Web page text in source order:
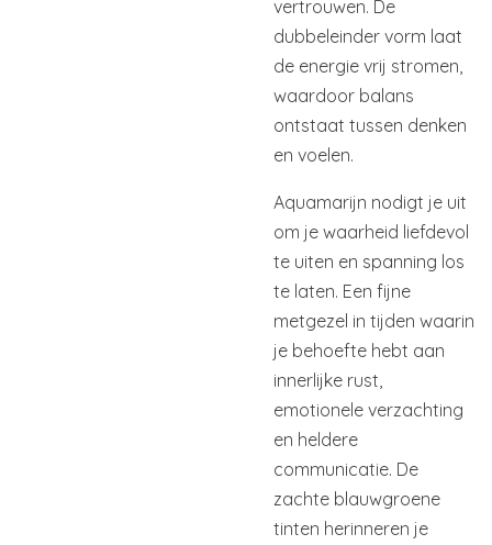
vertrouwen. De
dubbeleinder vorm laat
de energie vrij stromen,
waardoor balans
ontstaat tussen denken
en voelen.
Aquamarijn nodigt je uit
om je waarheid liefdevol
te uiten en spanning los
te laten. Een fijne
metgezel in tijden waarin
je behoefte hebt aan
innerlijke rust,
emotionele verzachting
en heldere
communicatie. De
zachte blauwgroene
tinten herinneren je